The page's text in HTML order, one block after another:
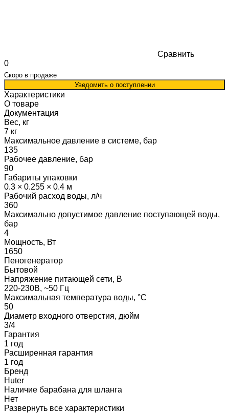
Сравнить
0
Скоро в продаже
Уведомить о поступлении
Характеристики
О товаре
Документация
Вес, кг
7 кг
Максимальное давление в системе, бар
135
Рабочее давление, бар
90
Габариты упаковки
0.3 × 0.255 × 0.4 м
Рабочий расход воды, л/ч
360
Максимально допустимое давление поступающей воды,
бар
4
Мощность, Вт
1650
Пеногенератор
Бытовой
Напряжение питающей сети, В
220-230В, ~50 Гц
Максимальная температура воды, °С
50
Диаметр входного отверстия, дюйм
3/4
Гарантия
1 год
Расширенная гарантия
1 год
Бренд
Huter
Наличие барабана для шланга
Нет
Развернуть все характеристики